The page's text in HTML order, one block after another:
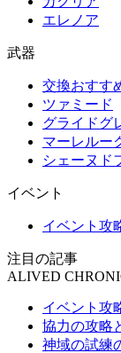
エレノア
武器
交換おすす
ツァミード
グライドグ
マーレルー
シェーヌド
イベント
イベント攻
注目の記事
ALIVED
イベント攻
協力の攻略
神域の試練